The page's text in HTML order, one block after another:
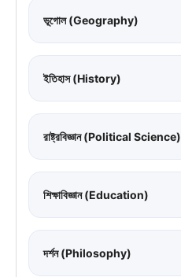
ভূগোল (Geography)
ইতিহাস (History)
রাষ্ট্রবিজ্ঞান (Political Science)
শিক্ষাবিজ্ঞান (Education)
দর্শন (Philosophy)